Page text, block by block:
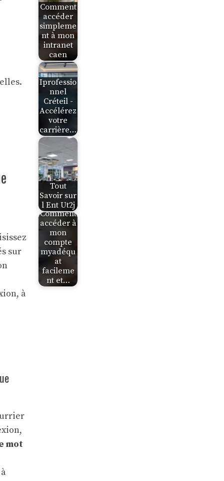
sur
à
mot
Comment
accéder
simpleme
nt à mon
intranet
caen
Iprofessio
nnel
Créteil -
Accélérez
votre
carrière…
Tout
Savoir sur
l Ent Ut2j
Comment
accéder à
mon
compte
myadéqu
at
facileme
nt et…